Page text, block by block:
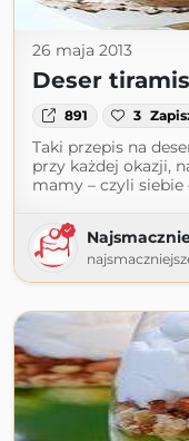
26 maja 2013
Deser
891 3
Taki przepis na
przy każdej okazji,
mamy – czyli siebie